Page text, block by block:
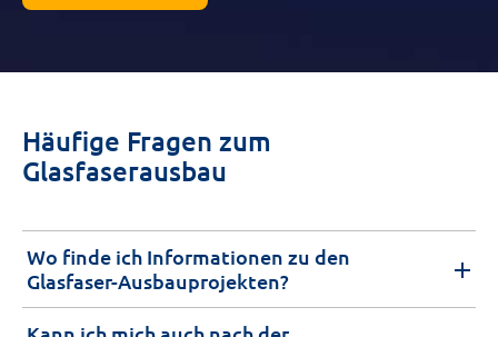
Häufige Fragen zum
Glasfaserausbau
Wo finde ich Informationen zu den
Glasfaser-Ausbauprojekten?